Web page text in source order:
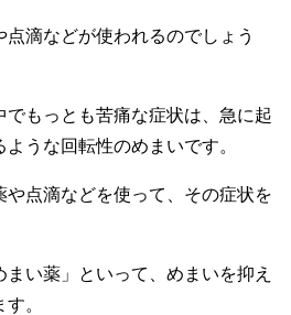
滴などが使われるのでしょう
でもっとも苦痛な症状は、急に起
うな回転性のめまいです。
や点滴などを使って、その症状を
い薬」といって、めまいを抑え
。